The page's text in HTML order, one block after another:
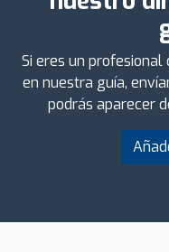
Si eres un
en nuestra guía,
podrás aparecer